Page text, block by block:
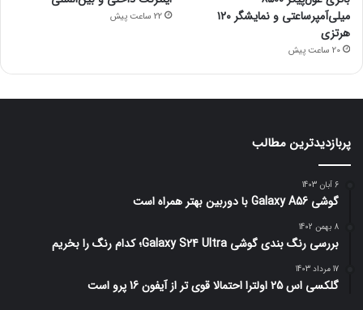
میلی‌آمپرساعتی و نمایشگر ۱۲۰
هرتزی
20 ساعت پیش
22 ساعت پیش
پربازدیدترین مطالب
6 آبان 1403
گوشی Galaxy A56 با دوربین بهتر همراه است
8 بهمن 1402
بررسی رنگ بندی گوشی Galaxy S24 Ultra؛ کدام رنگ را بخریم
17 مرداد 1403
گلکسی اس 25 اولترا احتمالا قوی تر از آیفون 16 پرو است